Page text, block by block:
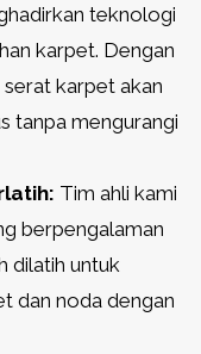
teknologi
karpet. Dengan
karpet akan
tanpa mengurangi
Tim ahli kami
berpengalaman
dilatih untuk
dan noda dengan